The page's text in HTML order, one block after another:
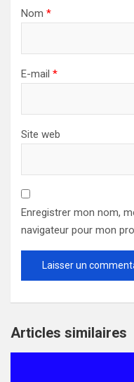
Nom *
E-mail *
Site web
Enregistrer mon nom,
navigateur pour mon
Articles similaires